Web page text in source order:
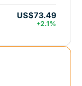
US$73.49
+2.1%